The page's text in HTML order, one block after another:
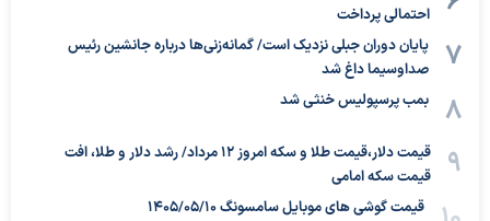
احتمالی پرداخت
پایان دوران جبلی نزدیک است/ گمانه‌زنی‌ها درباره جانشین رئیس
صداوسیما داغ شد
بمب پرسپولیس خنثی شد
قیمت دلار،قیمت طلا و سکه امروز ۱۲ مرداد/ رشد دلار و طلا، افت
قیمت سکه امامی
قیمت گوشی های موبایل سامسونگ 1405/05/10